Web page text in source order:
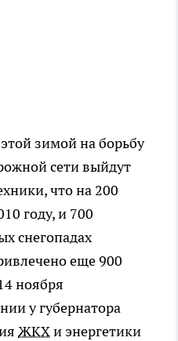
зимой на борьбу
сети выйдут
что на 200
году, и 700
снегопадах
еще 900
ноября
у губернатора
ЖКХи энергетики